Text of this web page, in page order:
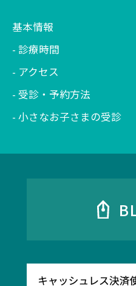
基本情報
診療時間
アクセス
受診・予約方法
小さなお子さまの受診